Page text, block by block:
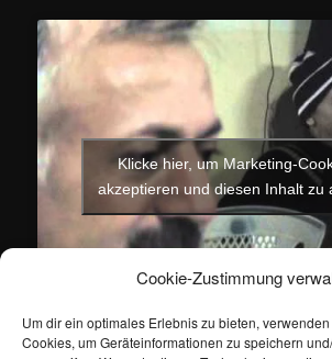
Cookie-Zustimmung
Um dir ein optimales Erlebnis zu bieten,
Cookies, um Geräteinformationen zu speichern
Klicke hier, um Marketing-
akzeptieren und diesen Inhalt zu
Dieser Eintrag wurde vonertan unter